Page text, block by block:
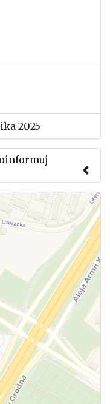
2025
informację o